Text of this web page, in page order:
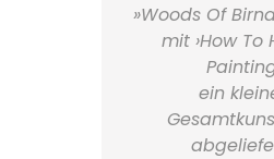
»Woods Of
mit ›How To
ein